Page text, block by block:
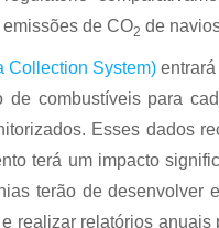
de CO2 de
Collection System)
combustíveis para
Esses dados
terá um impacto
terão de desenvolver
realizar relatórios